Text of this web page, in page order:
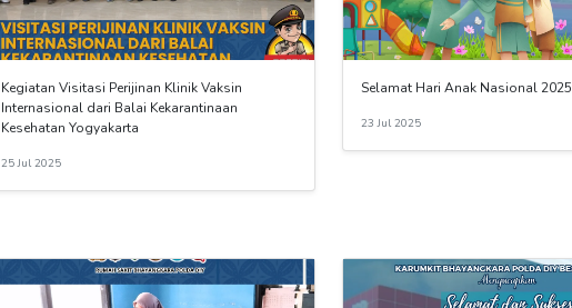
Kegiatan Visitasi Perijinan Klinik Vaksin
Internasional dari Balai Kekarantinaan
Kesehatan Yogyakarta
25 Jul 2025
Selamat Hari Anak Nasional 2025
23 Jul 2025